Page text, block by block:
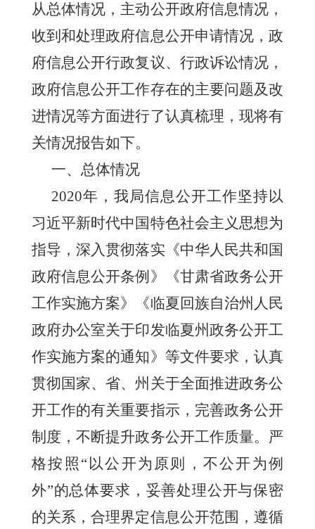
从总体情况，主动公开政府信息情况，
收到和处理政府信息公开申请情况，政
府信息公开行政复议、行政诉讼情况，
政府信息公开工作存在的主要问题及改
进情况等方面进行了认真梳理，现将有
关情况报告如下。
一、总体情况
2020年，我局信息公开工作坚持以
习近平新时代中国特色社会主义思想为
指导，深入贯彻落实《中华人民共和国
政府信息公开条例》《甘肃省政务公开
工作实施方案》《临夏回族自治州人民
政府办公室关于印发临夏州政务公开工
作实施方案的通知》等文件要求， 认真
贯彻国家、省、州关于全面推进政务公
开工作的有关重要指示，完善政务公开
制度，不断提升政务公开工作质量。严
格按照 “以公开为原则，不公开为例
外”的总体要求，妥善处理公开与保密
的关系，合理界定信息公开范围，遵循